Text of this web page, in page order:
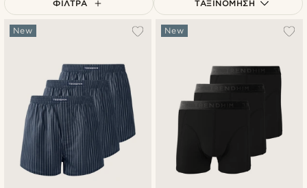
ΦΊΛΤΡΑ ΤΑΞΙΝΌΜΗΣΗ
Δημοφιλέστερα
Φθηνότερα
Ακριβότερα
New New